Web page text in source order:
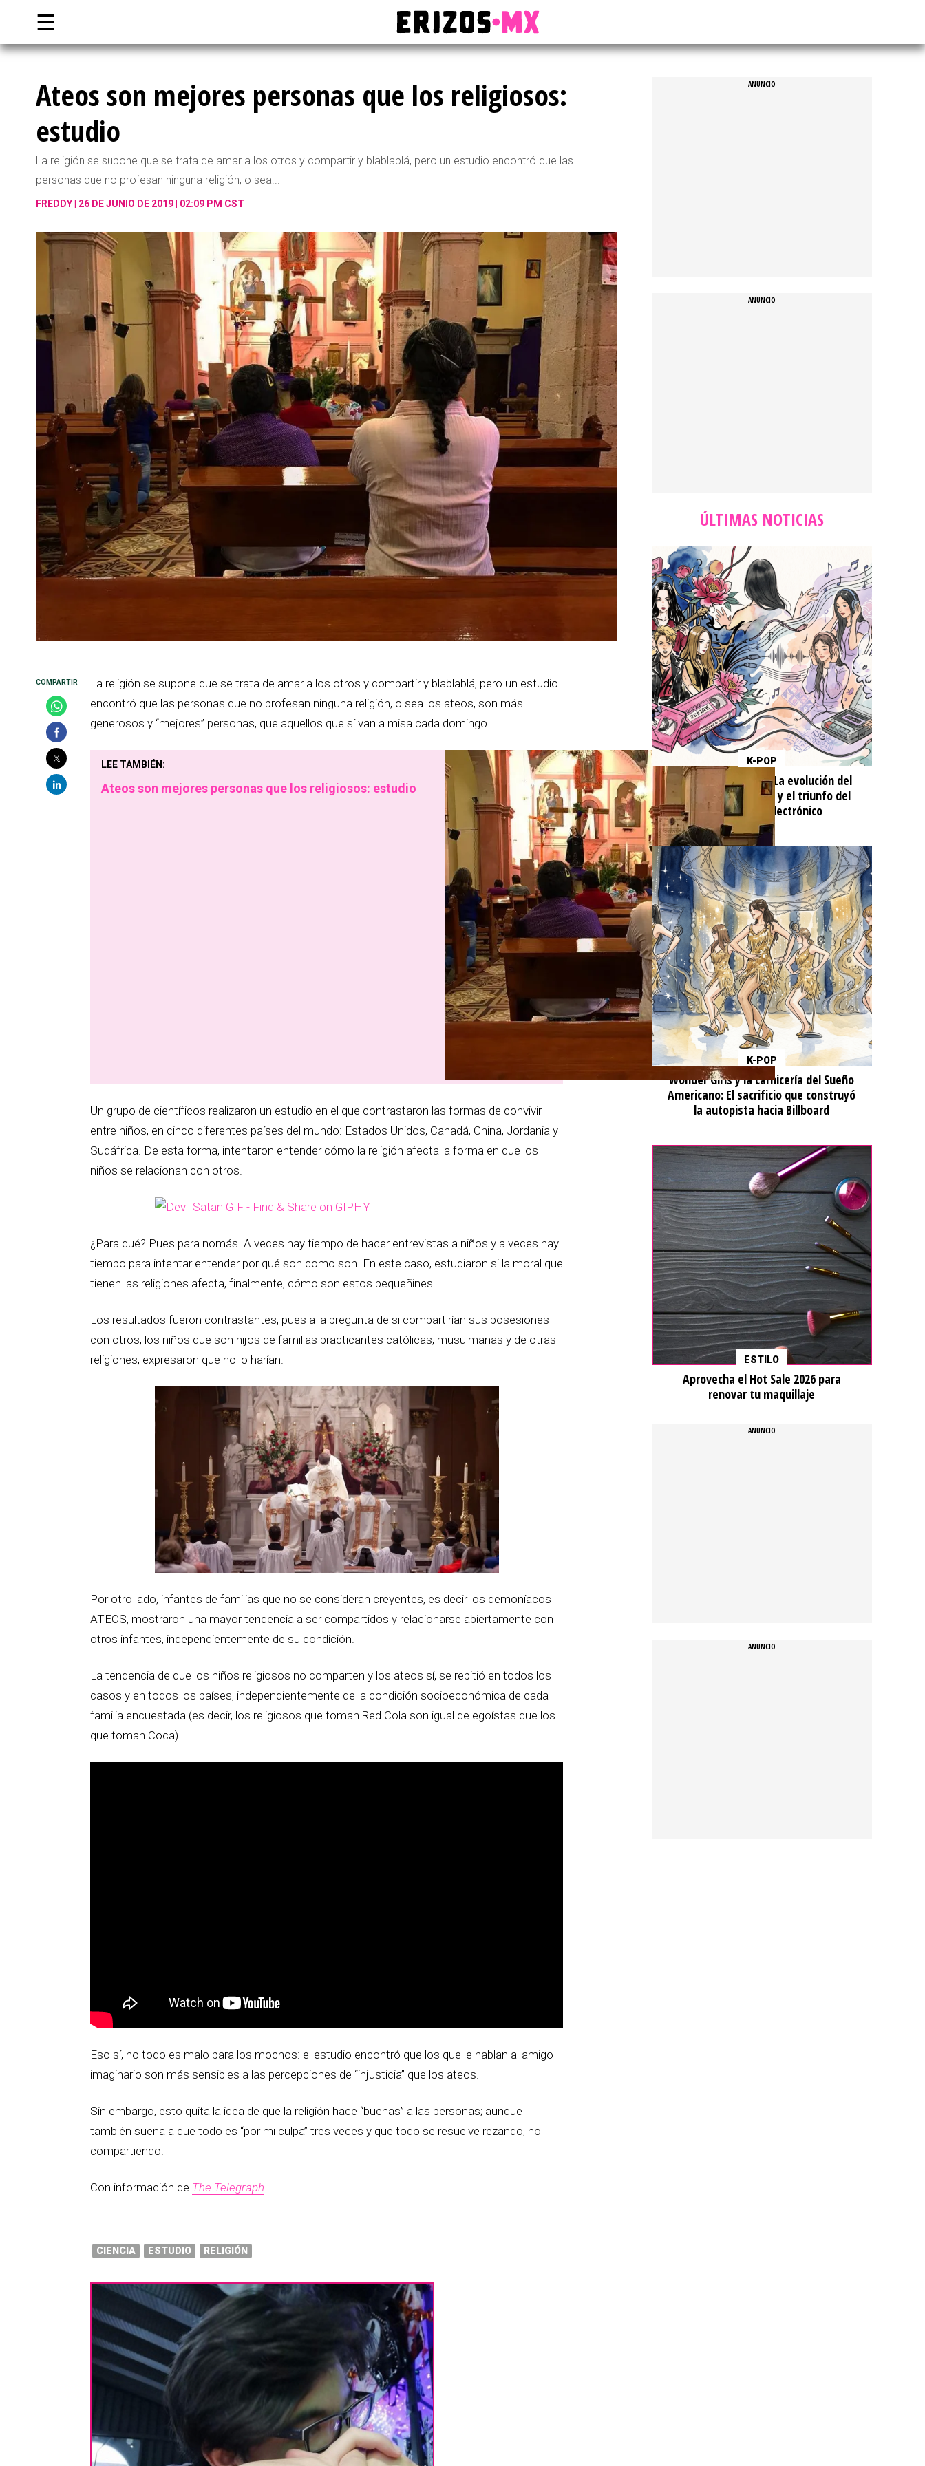
☰
Ateos son mejores personas que los religiosos:
estudio
La religión se supone que se trata de amar a los otros y compartir y blablablá, pero un estudio encontró que las
personas que no profesan ninguna religión, o sea...
FREDDY 26 DE JUNIO DE 2019 | 02:09 PM CST
La religión se supone que se trata de amar a los otros y compartir y blablablá, pero un estudio
encontró que las personas que no profesan ninguna religión, o sea los ateos, son más
generosos y “mejores” personas, que aquellos que sí van a misa cada domingo.
LEE TAMBIÉN:
Ateos son mejores personas que los religiosos: estudio
Un grupo de científicos realizaron un estudio en el que contrastaron las formas de convivir
entre niños, en cinco diferentes países del mundo: Estados Unidos, Canadá, China, Jordania y
Sudáfrica. De esta forma, intentaron entender cómo la religión afecta la forma en que los
niños se relacionan con otros.
¿Para qué? Pues para nomás. A veces hay tiempo de hacer entrevistas a niños y a veces hay
tiempo para intentar entender por qué son como son. En este caso, estudiaron si la moral que
tienen las religiones afecta, finalmente, cómo son estos pequeñines.
Los resultados fueron contrastantes, pues a la pregunta de si compartirían sus posesiones
con otros, los niños que son hijos de familias practicantes católicas, musulmanas y de otras
religiones, expresaron que no lo harían.
Por otro lado, infantes de familias que no se consideran creyentes, es decir los demoníacos
ATEOS, mostraron una mayor tendencia a ser compartidos y relacionarse abiertamente con
otros infantes, independientemente de su condición.
La tendencia de que los niños religiosos no comparten y los ateos sí, se repitió en todos los
casos y en todos los países, independientemente de la condición socioeconómica de cada
familia encuestada (es decir, los religiosos que toman Red Cola son igual de egoístas que los
que toman Coca).
Eso sí, no todo es malo para los mochos: el estudio encontró que los que le hablan al amigo
imaginario son más sensibles a las percepciones de “injusticia” que los ateos.
Sin embargo, esto quita la idea de que la religión hace “buenas” a las personas; aunque
también suena a que todo es “por mi culpa” tres veces y que todo se resuelve rezando, no
compartiendo.
Con información de The Telegraph
CIENCIA ESTUDIO RELIGIÓN
ÚLTIMAS NOTICIAS
K-POP
De f(x) a NewJeans: La evolución del
sonido experimental y el triunfo del
minimalismo electrónico
K-POP
Wonder Girls y la carnicería del Sueño
Americano: El sacrificio que construyó
la autopista hacia Billboard
ESTILO
Aprovecha el Hot Sale 2026 para
renovar tu maquillaje